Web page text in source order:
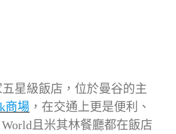
星級飯店，位於曼谷的主
商場 ，在交通上更是便利、
且米其林餐廳都在飯店